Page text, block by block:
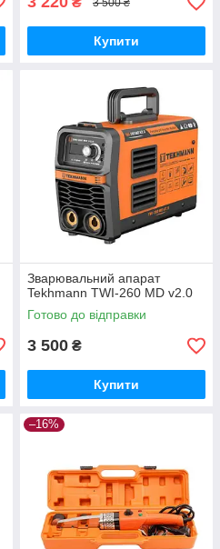
Купити
Зварювальний апарат
Tekhmann TWI-260 MD v2.0
Готово до відправки
3 500 ₴
Купити
–16%